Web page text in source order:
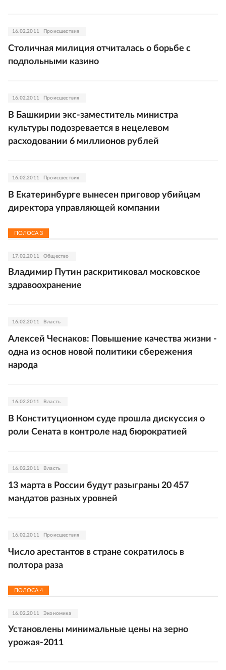
16.02.2011 Происшествия
Столичная милиция отчиталась о борьбе с
подпольными казино
16.02.2011 Происшествия
В Башкирии экс-заместитель министра
культуры подозревается в нецелевом
расходовании 6 миллионов рублей
16.02.2011 Происшествия
В Екатеринбурге вынесен приговор убийцам
директора управляющей компании
ПОЛОСА 3
17.02.2011 Общество
Владимир Путин раскритиковал московское
здравоохранение
16.02.2011 Власть
Алексей Чеснаков: Повышение качества жизни -
одна из основ новой политики сбережения
народа
16.02.2011 Власть
В Конституционном суде прошла дискуссия о
роли Сената в контроле над бюрократией
16.02.2011 Власть
13 марта в России будут разыграны 20 457
мандатов разных уровней
16.02.2011 Происшествия
Число арестантов в стране сократилось в
полтора раза
ПОЛОСА 4
16.02.2011 Экономика
Установлены минимальные цены на зерно
урожая-2011